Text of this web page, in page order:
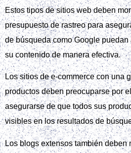
Estos tipos de sitios web deben
presupuesto de rastreo para
de búsqueda como Google
su contenido de manera efectiva.
Los sitios de e-commerce con una
productos deben preocuparse por
asegurarse de que todos sus
visibles en los resultados de
Los blogs extensos también deben